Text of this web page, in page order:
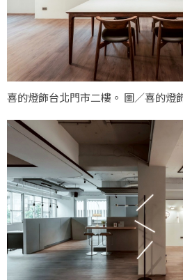
喜的燈飾台北門市二樓。 圖／喜的燈